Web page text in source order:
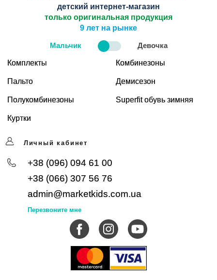
детский интернет-магазин
только оригинальная продукция
9 лет на рынке
Мальчик Девочка
Комплекты
Пальто
Полукомбинезоны
Куртки
Комбинезоны
Демисезон
Superfit обувь зимняя
Личный кабинет
+38 (096) 094 61 00
+38 (066) 307 56 76
admin@marketkids.com.ua
Перезвоните мне